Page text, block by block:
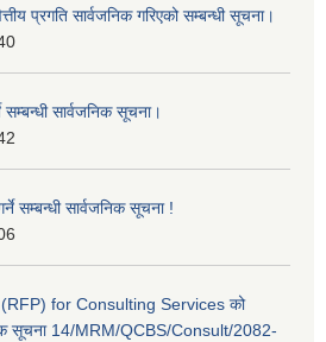
प्रगति सार्वजनिक गरिएको सम्बन्धी सूचना।
सार्वजनिक सूचना।
सम्बन्धी सार्वजनिक सूचना !
for Consulting Services को
सूचना 14/MRM/QCBS/Consult/2082-